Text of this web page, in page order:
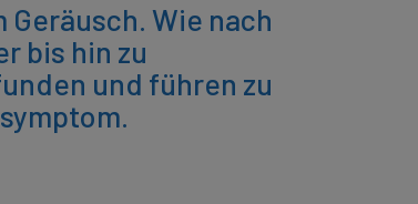
Wie nach
bis hin zu
und führen zu